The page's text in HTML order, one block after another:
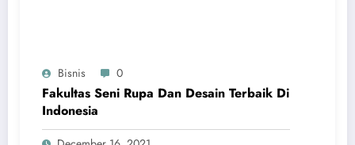
Bisnis 0
Fakultas Seni Rupa Dan Desain Terbaik Di
Indonesia